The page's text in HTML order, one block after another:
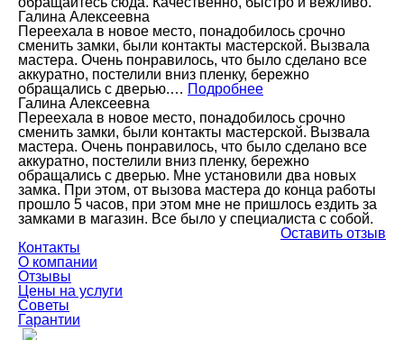
Галина Алексеевна
Переехала в новое место, понадобилось срочно
сменить замки, были контакты мастерской. Вызвала
мастера. Очень понравилось, что было сделано все
аккуратно, постелили вниз пленку, бережно
обращались с дверью.… Подробнее
Галина Алексеевна
Переехала в новое место, понадобилось срочно
сменить замки, были контакты мастерской. Вызвала
мастера. Очень понравилось, что было сделано все
аккуратно, постелили вниз пленку, бережно
обращались с дверью. Мне установили два новых
замка. При этом, от вызова мастера до конца работы
прошло 5 часов, при этом мне не пришлось ездить за
замками в магазин. Все было у специалиста с собой.
Оставить отзыв
Контакты
О компании
Отзывы
Цены на услуги
Советы
Гарантии